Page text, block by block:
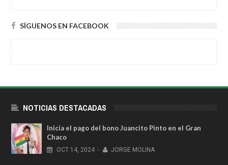
SÍGUENOS EN FACEBOOK
NOTICIAS DESTACADAS
Inicia el pago del bono Juancito Pinto en el Gran
Chaco
OCT 14, 2024 - JORGE MOLINA